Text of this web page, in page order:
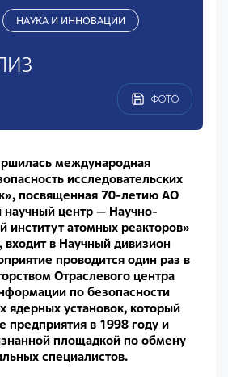
НАУКА И ИННОВАЦИИ
ФОТО
международная
исследовательских
посвященная 70-летию АО
научный центр — Научно-
институт атомных реакторов»
в Научный дивизион
проводится один раз в
Отраслевого центра
по безопасности
ядерных установок, который
предприятия в 1998 году и
площадкой по обмену
специалистов.